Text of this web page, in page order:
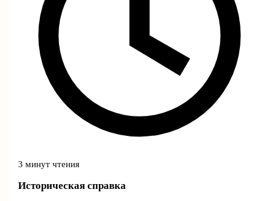
3 минут чтения
Историческая справка